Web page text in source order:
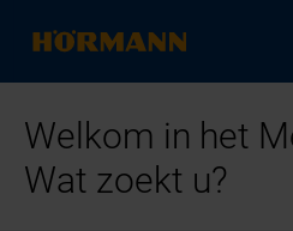
Welkom in het
Wat zoekt u?